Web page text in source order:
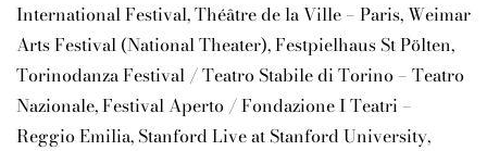
International Festival, Théâtre de la Ville – Paris, Weimar
Arts Festival (National Theater), Festpielhaus St Pölten,
Torinodanza Festival / Teatro Stabile di Torino – Teatro
Nazionale, Festival Aperto / Fondazione I Teatri –
Reggio Emilia, Stanford Live at Stanford University,